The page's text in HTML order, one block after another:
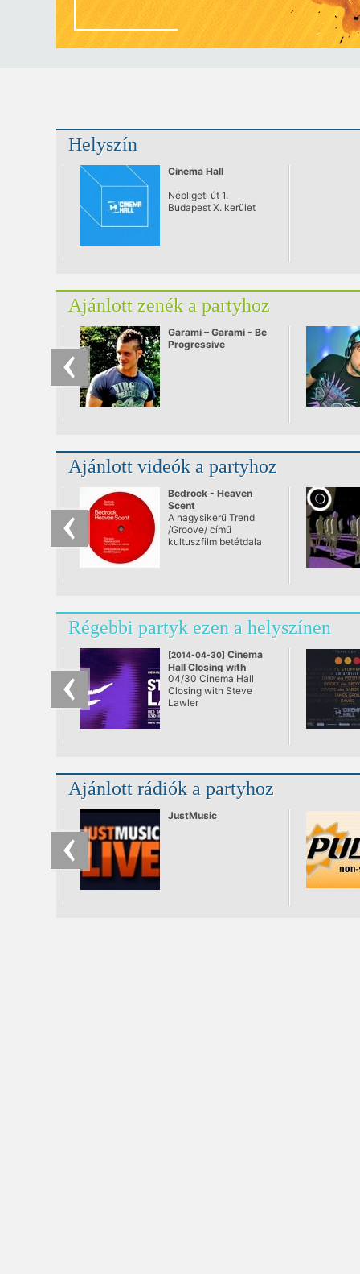
Helyszín
Cinema Hall
Népligeti út 1.
Budapest X. kerület
Ajánlott zenék a partyhoz
Garami – Garami - Be
Progressive
Ajánlott videók a partyhoz
Bedrock - Heaven
Scent
A nagysikerű Trend
/Groove/ című
kultuszfilm betétdala
Régebbi partyk ezen a helyszínen
[2014-04-30] Cinema
Hall Closing with
Steve Lawler
@ Cinema Hall,
Budapest
04/30 Cinema Hall
Closing with Steve
Lawler
Ajánlott rádiók a partyhoz
JustMusic